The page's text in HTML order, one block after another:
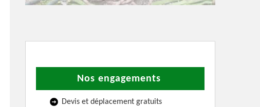
Nos engagements
Devis et déplacement gratuits